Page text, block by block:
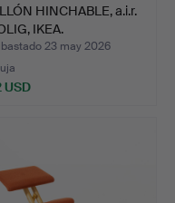
HINCHABLE, a.i.r.
IKEA.
23 may 2026
USD